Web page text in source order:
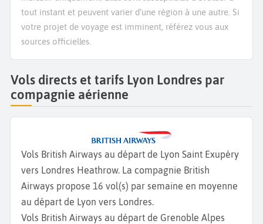
tout instant et peuvent varier d’une région à une autre. Si
votre projet de voyage est imminent, référez vous aux
sources officielles.
Vols directs et tarifs Lyon Londres par
compagnie aérienne
Vols British Airways au départ de Lyon Saint Exupéry
vers Londres Heathrow. La compagnie British
Airways propose 16 vol(s) par semaine en moyenne
au départ de Lyon vers Londres.
Vols British Airways au départ de Grenoble Alpes